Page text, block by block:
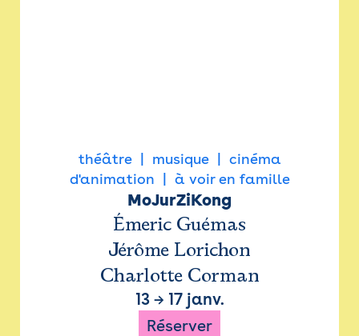
théâtre musique
cinéma
d'animation
à voir en famille
MoJurZiKong
Émeric Guémas
Jérôme Lorichon
Charlotte Corman
13→ 17 janv.
Réserver